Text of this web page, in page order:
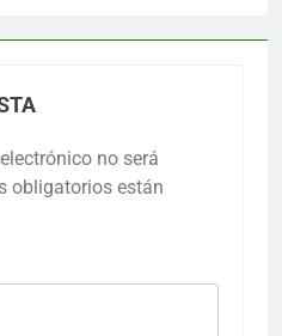
no será
obligatorios están